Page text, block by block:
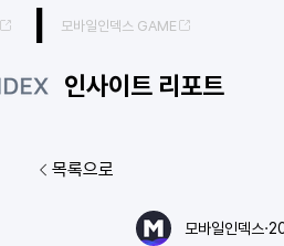
모바일인덱스 GAME
인사이트 리포트
목록으로
모바일인덱스